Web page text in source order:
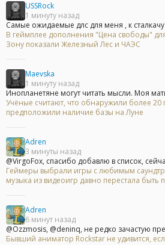
USSRock
1 минуту назад
Самые ожидаемые длс для меня , к сталкачу
В геймплее дополнения "Цена свободы"
Зону показали Железный Лес и ЧАЭС
Maevska
1 минуту назад
Инопланетяне могут читать мысли. Моя
Учёные считают, что обнаружили более 20
предположили наличие базы на Луне
Adren
3 минуты назад
@VirgoFox, спасибо добавлю в список,
Геймеры выбрали игры с любимым
музыка из видеоигр давно перестала быть
Adren
6 минут назад
@Ozzmosis, @deninq, не редко зачастую
Бывший аниматор Rockstar не удивится,